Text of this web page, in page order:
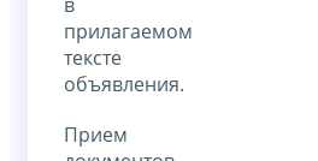
прилагаемом
тексте
объявления.
Прием